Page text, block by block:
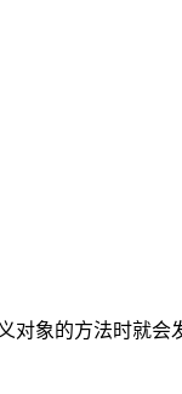
对象的方法时就